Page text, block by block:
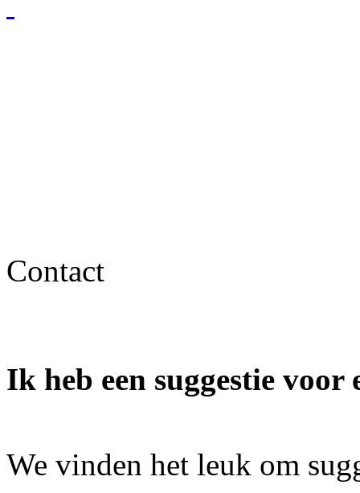
Contact
Ik heb een suggestie
We vinden het leuk om